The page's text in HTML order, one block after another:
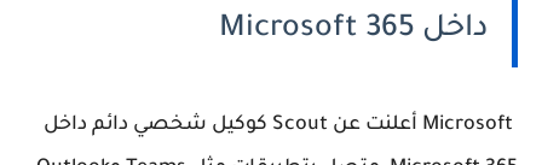
داخل Microsoft 365
Microsoft أعلنت عن Scout كوكيل شخصي دائم داخل